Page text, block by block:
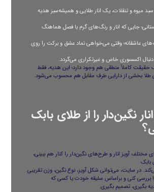
میوه و تنقلات، یک انار طلایی و همیشه‌سبز هدیه
جایی که انار و رنگ‌های گرم با فصل هماهنگ
عاشقانه؛ وقتی می‌خواهی نماد عشق و برکت را روی
اکسسوری خاص و غیرتکراری می‌گردد.
کاملاً منطقی هم وجود دارد؛ این هدیه، فقط
طلا بخشی از دارایی طرف مقابل هم محسوب می‌شود.
نگین‌دار را از طلای بابک
آویز انار و طرح‌های نگین‌دار را کنار هم ببینی،
بابک
در سایت، می‌توانی شکل آویز، نوع نگین، وزن تقریبی
بررسی کنی و براساس سلیقه خودت یا کسی که
بگیری، تصمیم بگیری.